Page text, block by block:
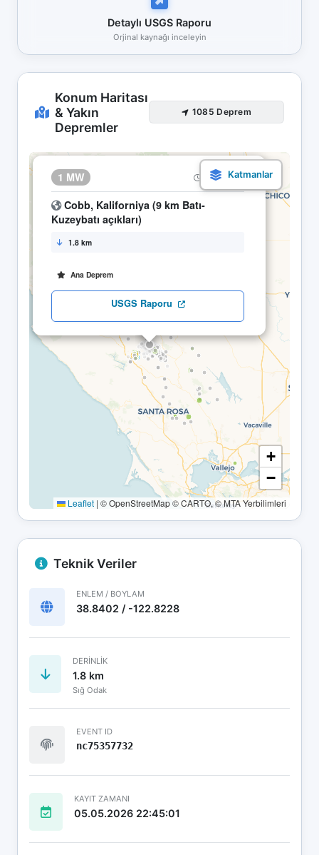
Detaylı USGS Raporu
Orjinal kaynağı inceleyin
Konum Haritası
& Yakın
Depremler
1085 Deprem
1 MW 06.05 01:37
Cobb, Kaliforniya (9 km Batı-
Kuzeybatı açıkları)
1.8 km
Ana Deprem
USGS Raporu
×
+
−
Leaflet | © OpenStreetMap © CARTO, © MTA Yerbilimleri
Teknik Veriler
ENLEM / BOYLAM
38.8402 / -122.8228
DERINLIK
1.8 km
Sığ Odak
EVENT ID
nc75357732
KAYIT ZAMANI
05.05.2026 22:45:01